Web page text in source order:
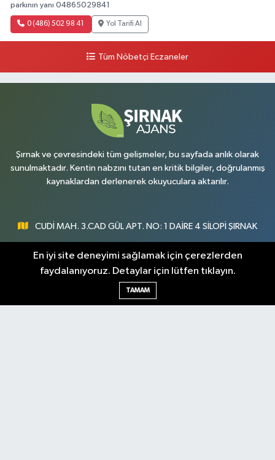
parkının yanı 04865029841
0 (486) 502 98 41 Yol Tarifi Al
Tüm Nöbetçi Eczaneler
Şırnak ve çevresindeki tüm gelişmeler, bu sayfada anlık olarak
sunulmaktadır. Kentin nabzını tutan en kritik bilgiler, doğrulanmış
kaynaklardan derlenerek okuyuculara aktarılır.
CUDİ MAH. 3.CAD GÜL APT. NO: 1 DAİRE 4 SİLOPİ ŞIRNAK
0547 300 73 73
[email protected]
En iyi site deneyimi sağlamak için çerezlerden
faydalanıyoruz. Detaylar için lütfen tıklayın.
TAMAM